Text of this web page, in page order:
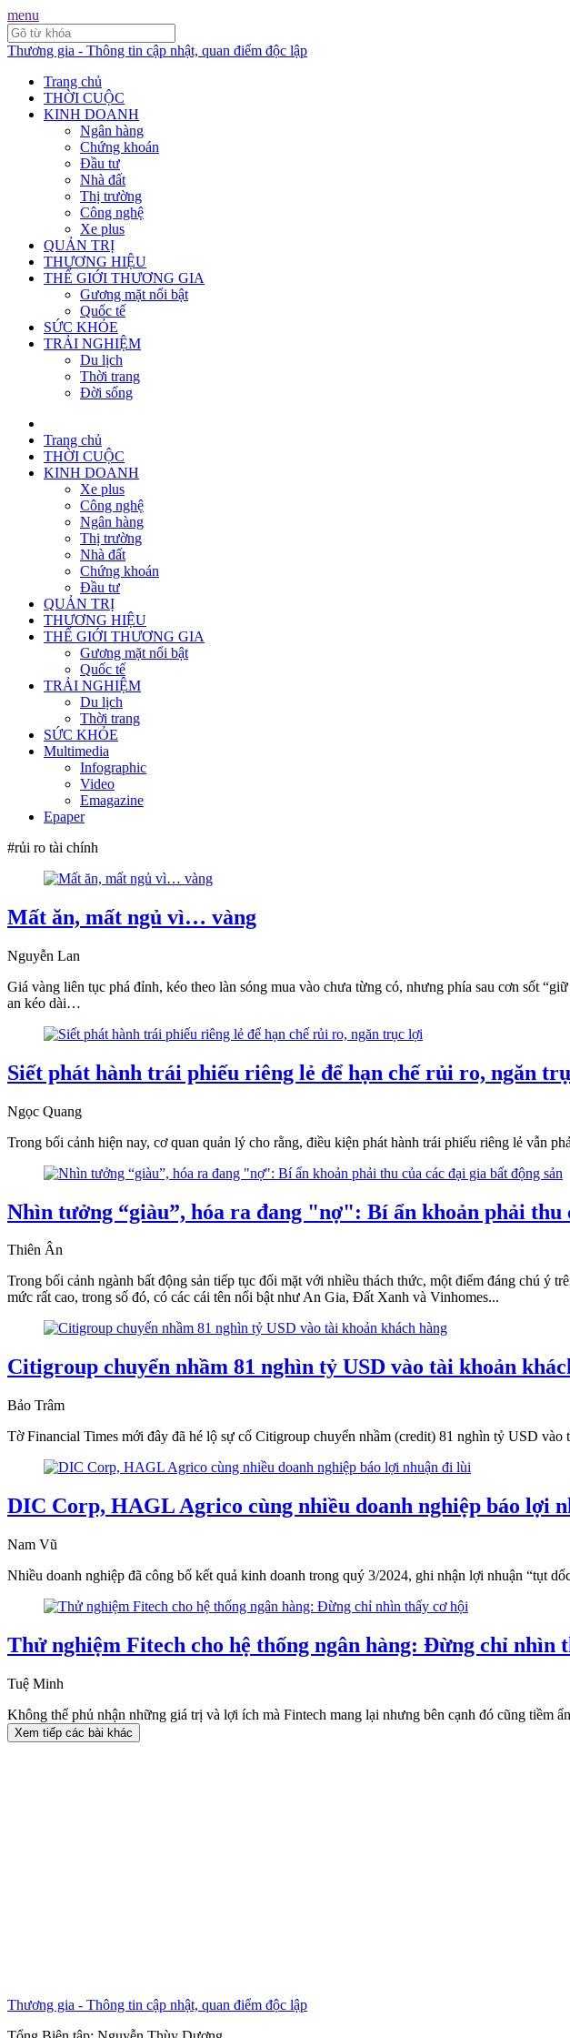
menu
Thương gia - Thông tin cập nhật, quan điểm độc lập
Trang chủ
THỜI CUỘC
KINH DOANH
Ngân hàng
Chứng khoán
Đầu tư
Nhà đất
Thị trường
Công nghệ
Xe plus
QUẢN TRỊ
THƯƠNG HIỆU
THẾ GIỚI THƯƠNG GIA
Gương mặt nổi bật
Quốc tế
SỨC KHỎE
TRẢI NGHIỆM
Du lịch
Thời trang
Đời sống
Trang chủ
THỜI CUỘC
KINH DOANH
Xe plus
Công nghệ
Ngân hàng
Thị trường
Nhà đất
Chứng khoán
Đầu tư
QUẢN TRỊ
THƯƠNG HIỆU
THẾ GIỚI THƯƠNG GIA
Gương mặt nổi bật
Quốc tế
TRẢI NGHIỆM
Du lịch
Thời trang
SỨC KHỎE
Multimedia
Infographic
Video
Emagazine
Epaper
#rủi ro tài chính
Mất ăn, mất ngủ vì… vàng
Nguyễn Lan
Giá vàng liên tục phá đỉnh, kéo theo làn sóng mua vào chưa từng có, nhưng phía sau cơn sốt
an kéo dài…
Siết phát hành trái phiếu riêng lẻ để hạn chế rủi ro, ngăn
Ngọc Quang
Trong bối cảnh hiện nay, cơ quan quản lý cho rằng, điều kiện phát hành trái phiếu riêng lẻ vẫn
Nhìn tưởng “giàu”, hóa ra đang "nợ": Bí ẩn khoản phải thu
Thiên Ân
Trong bối cảnh ngành bất động sản tiếp tục đối mặt với nhiều thách thức, một điểm đáng chú ý
mức rất cao, trong số đó, có các cái tên nổi bật như An Gia, Đất Xanh và Vinhomes...
Citigroup chuyển nhầm 81 nghìn tỷ USD vào tài khoản
Bảo Trâm
Tờ Financial Times mới đây đã hé lộ sự cố Citigroup chuyển nhầm (credit) 81 nghìn tỷ USD
DIC Corp, HAGL Agrico cùng nhiều doanh nghiệp báo lợi
Nam Vũ
Nhiều doanh nghiệp đã công bố kết quả kinh doanh trong quý 3/2024, ghi nhận lợi nhuận “tụt
Thử nghiệm Fitech cho hệ thống ngân hàng: Đừng chỉ nhìn
Tuệ Minh
Không thể phủ nhận những giá trị và lợi ích mà Fintech mang lại nhưng bên cạnh đó cũng tiềm
Xem tiếp các bài khác
Thương gia - Thông tin cập nhật, quan điểm độc lập